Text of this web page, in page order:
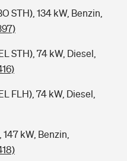
STH), 134 kW, Benzin,
STH), 74 kW, Diesel,
FLH), 74 kW, Diesel,
kW, Benzin,